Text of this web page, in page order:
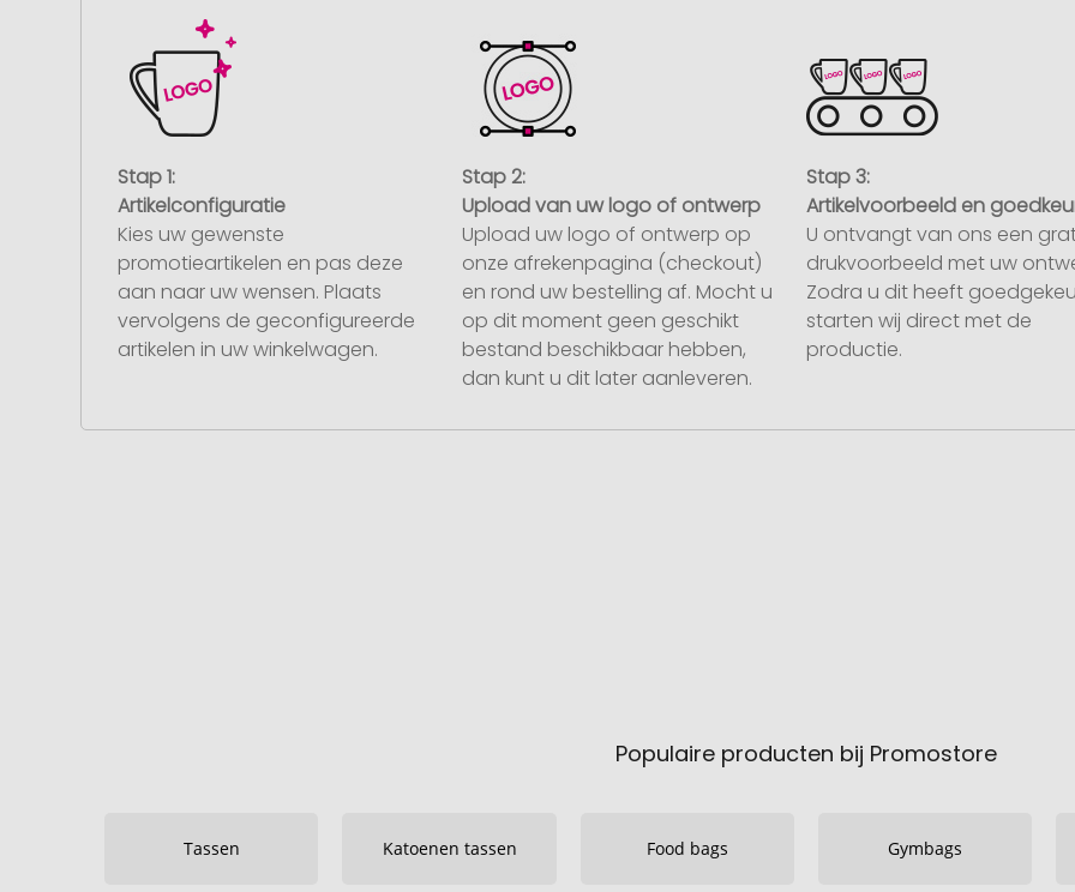
Stap 1:
Artikelconfiguratie
Kies uw gewenste
promotieartikelen en pas deze
aan naar uw wensen. Plaats
vervolgens de geconfigureerde
artikelen in uw winkelwagen.
Stap 2:
Upload van uw logo of ontwerp
Upload uw logo of ontwerp op
onze afrekenpagina (checkout)
en rond uw bestelling af. Mocht u
op dit moment geen geschikt
bestand beschikbaar hebben,
dan kunt u dit later aanleveren.
Stap 3:
Artikelvoorbeeld en
U ontvangt van ons een
drukvoorbeeld met uw
Zodra u dit heeft
starten wij direct met de
productie.
Populaire producten bij Promostore
Tassen Katoenen tassen Food bags Gymbags